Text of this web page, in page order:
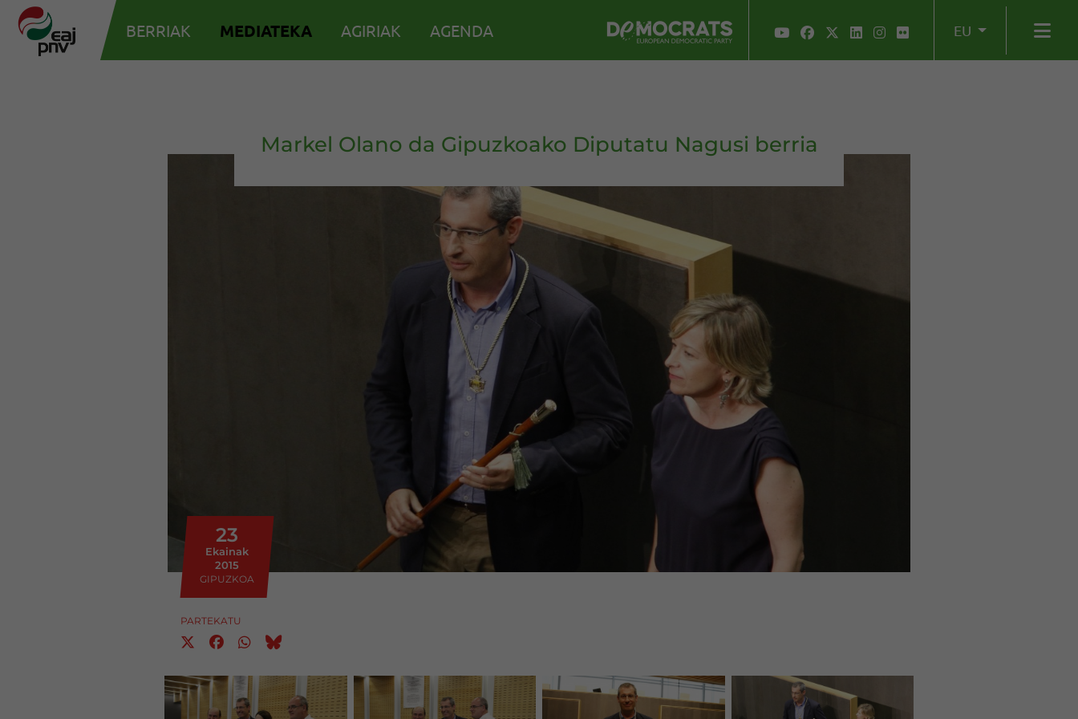
BERRIAK MEDIATEKA AGIRIAK AGENDA EU
Markel Olano da Gipuzkoako Diputatu Nagusi berria
23
Ekainak
2015
GIPUZKOA
PARTEKATU